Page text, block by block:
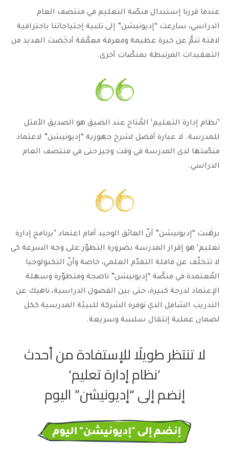
عندما قررنا إستبدال منصّة التعليم في منتصف العام
الدراسي، سارعت “إديونيشن” إلى تلبية إحتياجاتنا باحترافية
لافتة تنمُّ عن خبرة عظيمة ومعرفة معمَّقة أدحَضت العديد من
التعقيدات المرتبطة بمنصَّات أخرى.
’نظام إدارة التعليم‘ المُتاح عند الضيق هو الصديق الأمثل
للمدرسة. لا عبارة أفضل لشرح جهوزية “إديونيشن” لاعتماد
منصّتها لدى المدرسة في وقت وجيز حتى في منتصف العام
الدراسي.
برهَنت “إديونيشن” أنّ العائق الوحيد أمام اعتماد ’برنامج إدارة
تعليم‘ هو إقرار المدرسة بضرورة التطوّر على وجه السرعة كي
لا تتخلّف عن قافلة التقدّم العلمي، خاصة وأنّ التكنولوجيا
المُعتمدة في منصَّة “إديونيشن” ناضجة ومتطوّرة وسهلة
الإعتماد لدرجة كبيرة، حتى بين الفصول الدراسية، ناهيك عن
التدريب الشامل الذي توفره الشركة للبيئة المدرسية ككل
لضمان عملية إنتقال سلسة وسريعة.
لا تنتظر طويلًا للإستفادة من أحدث
’نظام إدارة تعليم‘
إنضم إلى “إديونيشن” اليوم